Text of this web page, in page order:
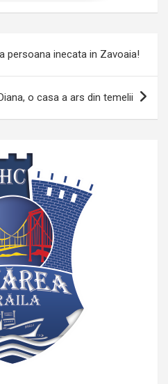
persoana inecata in Zavoaia!
o casa a ars din temelii